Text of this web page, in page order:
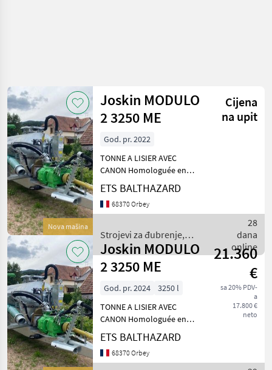
Nova mašina
Joskin MODULO
2 3250 ME
Cijena
na upit
God. pr. 2022
TONNE A LISIER AVEC
CANON Homologuée en
freinage hydraulique
simple ligne Timon fixe
avec pompe double
Pagani Type = GARDA 6500
MEC (
ETS BALTHAZARD
68370 Orbey
Strojevi za đubrenje,
gnojenje i navodnjavanje /
Joskin
28
dana
online
Joskin MODULO
2 3250 ME
21.360
€
sa 20% PDV-
a
17.800 €
neto
God. pr. 2024
3250 l
TONNE A LISIER AVEC
CANON Homologuée en
freinage hydraulique
simple ligne Timon fixe
avec pompe double
ETS BALTHAZARD
68370 Orbey